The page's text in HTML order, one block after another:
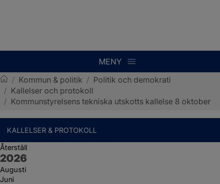
MENY
Sotenäs kommun
/ Kommun & politik / Politik och demokrati
/ Kallelser och protokoll
/ Kommunstyrelsens tekniska utskotts kallelse 8 oktober
KALLELSER & PROTOKOLL
Återställ
År:
2026
Augusti
Juni